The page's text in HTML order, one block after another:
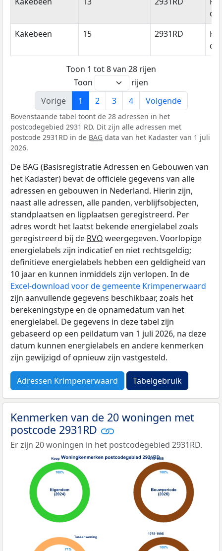
de
Kakebeen
15 2931RD
de
Toon 1 tot 8 van 28 rijen
Toon
rijen
Vorige
1 2 3 4 Volgende
Bovenstaande tabel toont de 28 adressen in het
postcodegebied 2931 RD. Dit zijn alle adressen met
postcode 2931RD in de BAG data van het Kadaster van 1 juli
2026.
De BAG (Basisregistratie Adressen en Gebouwen van
het Kadaster) bevat de officiële gegevens van alle
adressen en gebouwen in Nederland. Hierin zijn,
naast alle adressen, alle panden, verblijfsobjecten,
standplaatsen en ligplaatsen geregistreerd. Per
adres wordt het laatst bekende energielabel zoals
geregistreerd bij de RVO weergegeven. Voorlopige
energielabels zijn indicatief en niet rechtsgeldig;
definitieve energielabels hebben een geldigheid van
10 jaar en kunnen inmiddels zijn verlopen. In de
Excel-download voor de gemeente Krimpenerwaard
zijn aanvullende gegevens beschikbaar, zoals het
berekeningstype en de opnamedatum van het
energielabel. De gegevens in deze tabel zijn
gebaseerd op een peildatum van 1 juli 2026, na deze
datum kunnen energielabels en andere kenmerken
zijn gewijzigd of opnieuw zijn vastgesteld.
Adressen Krimpenerwaard Tabelgebruik
Kenmerken van de 20 woningen met
postcode 2931RD
Er zijn 20 woningen in het postcodegebied 2931RD.